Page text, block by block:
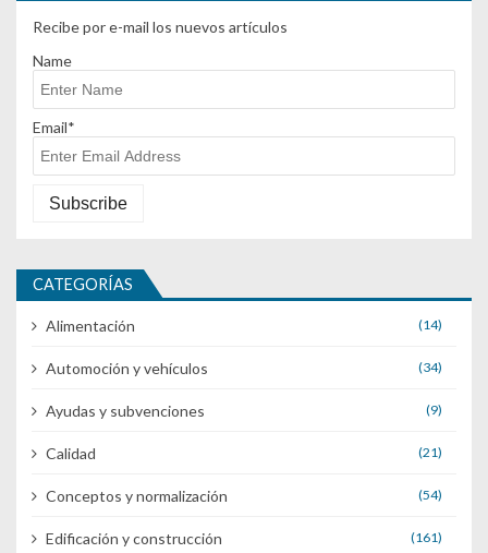
Recibe por e-mail los nuevos artículos
Name
Email*
CATEGORÍAS
Alimentación (14)
Automoción y vehículos (34)
Ayudas y subvenciones (9)
Calidad (21)
Conceptos y normalización (54)
Edificación y construcción (161)